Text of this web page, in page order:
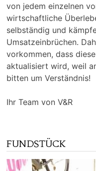
von jedem einzelnen
wirtschaftliche
selbständig und
Umsatzeinbrüchen.
vorkommen, dass
aktualisiert wird, weil
bitten um Verständnis!
Ihr Team von V&R
FUNDSTÜCK